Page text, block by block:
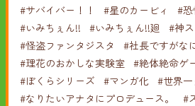
#サバイバー！！
#星のカービィ
#恐
#いみちぇん!!
#いみちぇん!!廻
#神
#怪盗ファンタジスタ
#社長ですがな
#理花のおかしな実験室 #絶体絶命ゲ
#ぼくらシリーズ
#マンガ化 #世界
#なりたいアナタにプロデュース。
#